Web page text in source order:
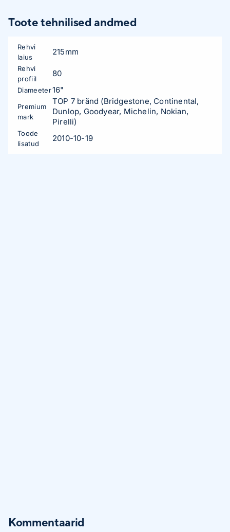
Toote tehnilised andmed
Rehvi
laius
215mm
Rehvi
profiil
80
Diameeter16"
Premium
mark
TOP 7 bränd (Bridgestone, Continental,
Dunlop, Goodyear, Michelin, Nokian,
Pirelli)
Toode
lisatud
2010-10-19
Kommentaarid